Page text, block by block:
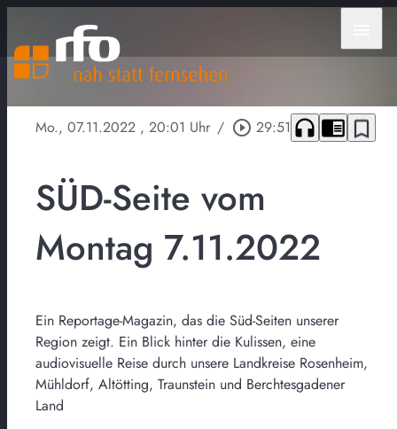
Mo., 07.11.2022 , 20:01 Uhr / play_circle_outline 29:51 headphones chrome_reader_mode bookmark_border
SÜD-Seite vom
Montag 7.11.2022
Ein Reportage-Magazin, das die Süd-Seiten unserer
Region zeigt. Ein Blick hinter die Kulissen, eine
audiovisuelle Reise durch unsere Landkreise Rosenheim,
Mühldorf, Altötting, Traunstein und Berchtesgadener
Land